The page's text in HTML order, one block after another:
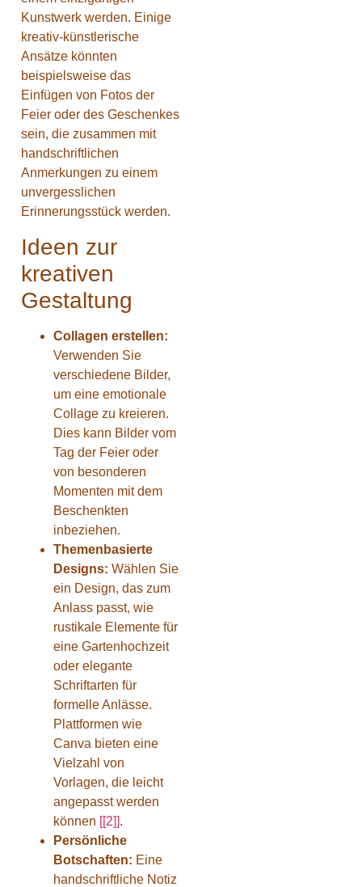
Kunstwerk werden. Einige
kreativ-künstlerische
Ansätze könnten
beispielsweise das
Einfügen von Fotos der
Feier oder des Geschenkes
sein, die zusammen mit
handschriftlichen
Anmerkungen zu einem
unvergesslichen
Erinnerungsstück werden.
Ideen zur
kreativen
Gestaltung
Collagen erstellen:
Verwenden Sie
verschiedene Bilder,
um eine emotionale
Collage zu kreieren.
Dies kann Bilder vom
Tag der Feier oder
von besonderen
Momenten mit dem
Beschenkten
inbeziehen.
Themenbasierte
Designs: Wählen Sie
ein Design, das zum
Anlass passt, wie
rustikale Elemente für
eine Gartenhochzeit
oder elegante
Schriftarten für
formelle Anlässe.
Plattformen wie
Canva bieten eine
Vielzahl von
Vorlagen, die leicht
angepasst werden
können [[2]].
Persönliche
Botschaften: Eine
handschriftliche Notiz